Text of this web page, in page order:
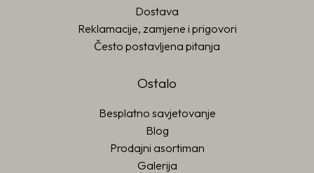
Dostava
Reklamacije, zamjene i prigovori
Često postavljena pitanja
Ostalo
Besplatno savjetovanje
Blog
Prodajni asortiman
Galerija